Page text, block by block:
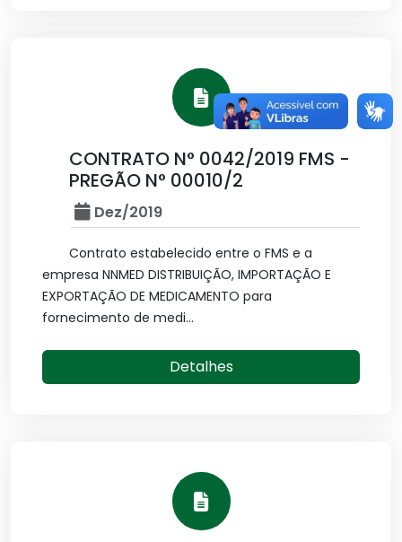
CONTRATO N° 0042/2019 FMS -
PREGÃO N° 00010/2
Dez/2019
Contrato estabelecido entre o FMS e a
empresa NNMED DISTRIBUIÇÃO, IMPORTAÇÃO E
EXPORTAÇÃO DE MEDICAMENTO para
fornecimento de medi...
Detalhes